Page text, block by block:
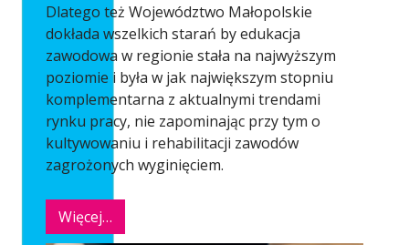
Dlatego też Województwo Małopolskie
dokłada wszelkich starań by edukacja
zawodowa w regionie stała na najwyższym
poziomie i była w jak największym stopniu
komplementarna z aktualnymi trendami
rynku pracy, nie zapominając przy tym o
kultywowaniu i rehabilitacji zawodów
zagrożonych wyginięciem.
Więcej…